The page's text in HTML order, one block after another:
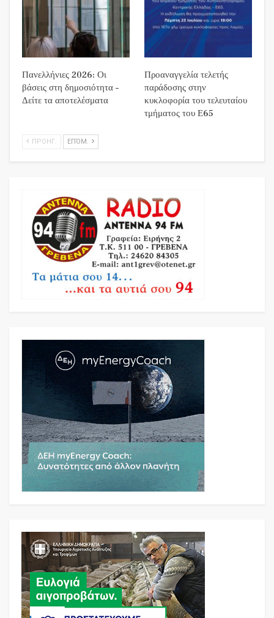
Πανελλήνιες 2026: Οι
βάσεις στη δημοσιότητα –
Δείτε τα αποτελέσματα
Προαναγγελία τελετής
παράδοσης στην
κυκλοφορία του τελευταίου
τμήματος του Ε65
ΠΡΟΗΓ. ΕΠΌΜ.